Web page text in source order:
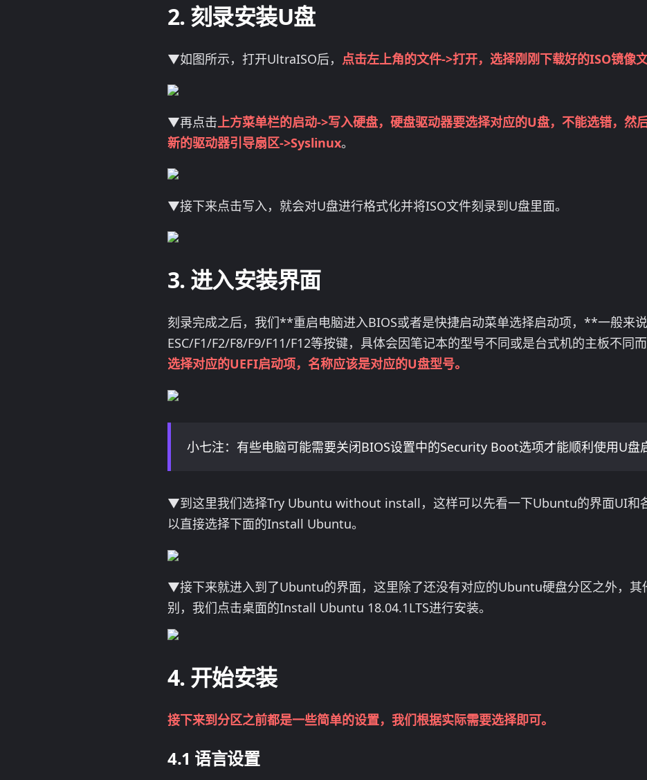
刻录安装U盘
▼如图所示，打开UltraISO后， 点击左上角的文件->打开，选择刚刚下载好的ISO镜像文
▼再点击 上方菜单栏的启动->写入硬盘， 硬盘驱动器要选择对应的U盘，不能选错，然
新的驱动器引导扇区->Syslinux。
▼接下来点击写入，就会对U盘进行格式化并将ISO文件刻录到U盘里面。
进入安装界面
刻录完成之后，我们**重启电脑进入BIOS或者是快捷启动菜单选择启动项，**一般来
ESC/F1/F2/F8/F9/F11/F12等按键，具体会因笔记本的型号不同或是台式机的主板不同而
选择对应的UEFI启动项，名称应该是对应的U盘型号。
小七注：有些电脑可能需要关闭BIOS设置中的Security Boot选项才能顺利使用U盘
▼到这里我们选择Try Ubuntu without install，这样可以先看一下Ubuntu的界面UI和
以直接选择下面的Install Ubuntu。
▼接下来就进入到了Ubuntu的界面，这里除了还没有对应的Ubuntu硬盘分区之外，其
别，我们点击桌面的Install Ubuntu 18.04.1LTS进行安装。
开始安装
接下来到分区之前都是一些简单的设置，我们根据实际需要选择即可。
语言设置